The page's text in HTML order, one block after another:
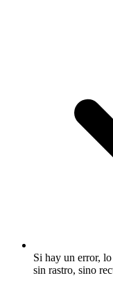
Si hay un error,
sin rastro, sino